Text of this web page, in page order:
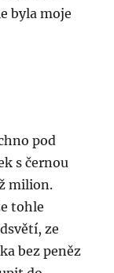
byla moje
pod
s černou
milion.
tohle
ze
bez peněz